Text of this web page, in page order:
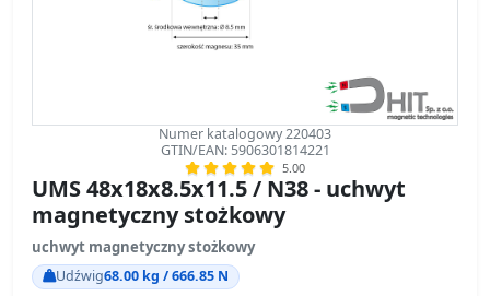
Numer katalogowy 220403
GTIN/EAN: 5906301814221
5.00
UMS 48x18x8.5x11.5 / N38 - uchwyt
magnetyczny stożkowy
uchwyt magnetyczny stożkowy
Udźwig68.00 kg / 666.85 N